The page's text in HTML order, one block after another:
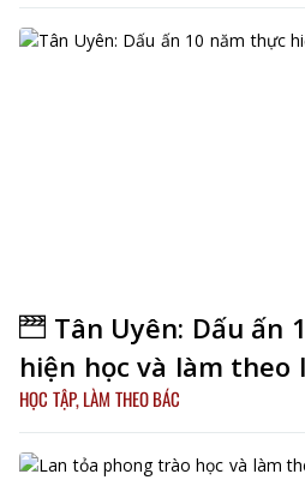
Tân Uyên: Dấu ấn
hiện học và làm theo
HỌC TẬP, LÀM THEO BÁC